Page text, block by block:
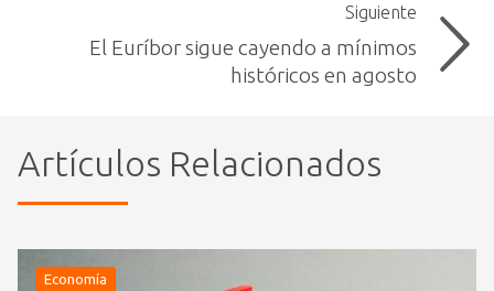
Siguiente
El Euríbor sigue cayendo a mínimos
históricos en agosto
Artículos Relacionados
Economía